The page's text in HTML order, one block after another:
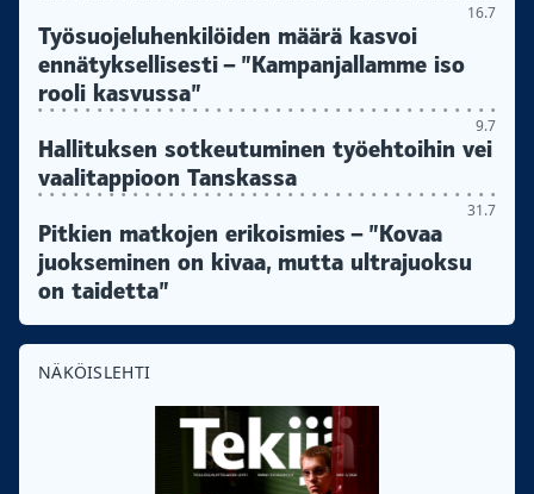
16.7
Työsuojeluhenkilöiden määrä kasvoi
ennätyksellisesti – ”Kampanjallamme iso
rooli kasvussa”
9.7
Hallituksen sotkeutuminen työehtoihin vei
vaalitappioon Tanskassa
31.7
Pitkien matkojen erikoismies – ”Kovaa
juokseminen on kivaa, mutta ultrajuoksu
on taidetta”
NÄKÖISLEHTI